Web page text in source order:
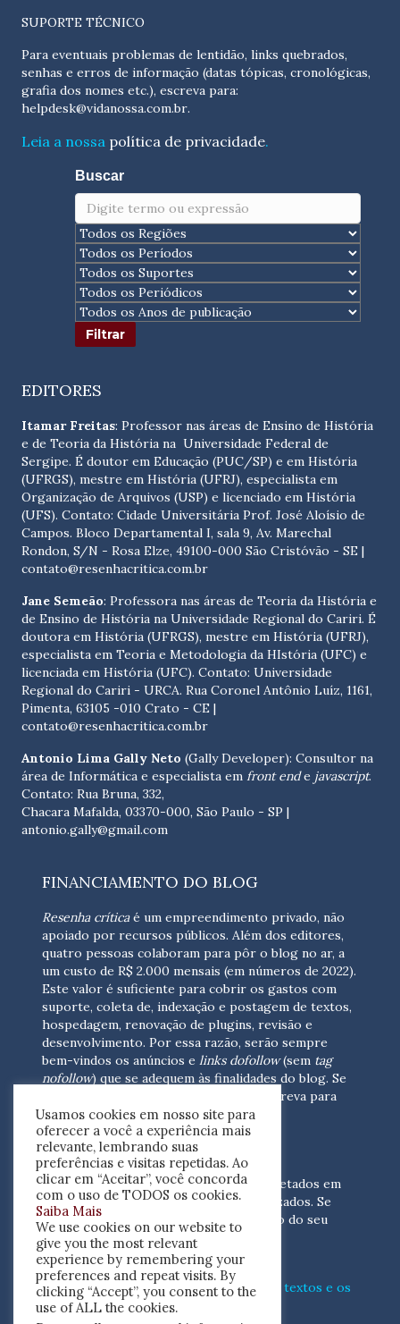
SUPORTE TÉCNICO
Para eventuais problemas de lentidão, links quebrados,
senhas e erros de informação (datas tópicas, cronológicas,
helpdesk@vidanossa.com.br.
Leia a nossa política de privacidade.
Buscar
EDITORES
Itamar Freitas: Professor nas áreas de Ensino de História
e de Teoria da História na Universidade Federal de
Sergipe. É doutor em Educação (PUC/SP) e em História
(UFRGS), mestre em História (UFRJ), especialista em
Organização de Arquivos (USP) e licenciado em História
(UFS). Contato: Cidade Universitária Prof. José Aloísio de
Campos. Bloco Departamental I, sala 9, Av. Marechal
Rondon, S/N - Rosa Elze, 49100-000 São Cristóvão - SE |
contato@resenhacritica.com.br
Jane Semeão: Professora nas áreas de Teoria da História e
de Ensino de História na Universidade Regional do Cariri. É
doutora em História (UFRGS), mestre em História (UFRJ),
especialista em Teoria e Metodologia da HIstória (UFC) e
licenciada em História (UFC). Contato: Universidade
Regional do Cariri - URCA. Rua Coronel Antônio Luíz, 1161,
Pimenta, 63105 -010 Crato - CE |
contato@resenhacritica.com.br
Antonio Lima Gally Neto (Gally Developer): Consultor na
área de Informática e especialista em front ende javascript.
Contato: Rua Bruna, 332,
Chacara Mafalda, 03370-000, São Paulo - SP |
antonio.gally@gmail.com
FINANCIAMENTO DO BLOG
Resenha críticaé um empreendimento privado, não
apoiado por recursos públicos. Além dos editores,
quatro pessoas colaboram para pôr o blog no ar, a
um custo de R$ 2.000 mensais (em números de 2022).
Este valor é suficiente para cobrir os gastos com
suporte, coleta de, indexação e postagem de textos,
hospedagem, renovação de plugins, revisão e
desenvolvimento. Por essa razão, serão sempre
bem-vindos os anúncios e links dofollow(sem tag
nofollow) que se adequem às finalidades do blog. Se
escreva para
nós(contato@resenhacritica.com.br)
FONTES E ACERVO
As resenhas, dossiês e sumários são coletados em
periódicos acadêmicos e sites especializados. Se
você tem interesse em divulgar o acervo do seu
periódico, escreva para nós
(contato@resenhacritica.com.br)
Conheça omodocomo processamos os textos e os
índicesdisponibilizados neste blog.
Usamos cookies em nosso site para
oferecer a você a experiência mais
relevante, lembrando suas
preferências e visitas repetidas. Ao
clicar em “Aceitar”, você concorda
com o uso de TODOS os cookies.
Saiba Mais
We use cookies on our website to
give you the most relevant
experience by remembering your
preferences and repeat visits. By
clicking “Accept”, you consent to the
use of ALL the cookies.